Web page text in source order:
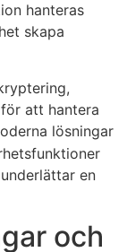
hanteras
skapa
att hantera
lösningar
en
och